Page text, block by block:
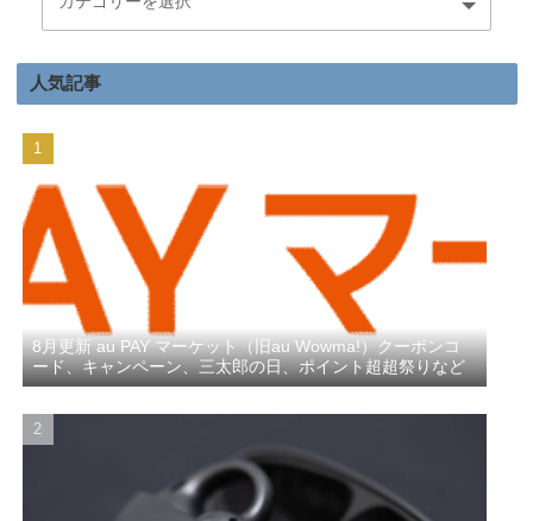
人気記事
8月更新 au PAY マーケット（旧au Wowma!）クーポンコ
ード、キャンペーン、三太郎の日、ポイント超超祭りなど